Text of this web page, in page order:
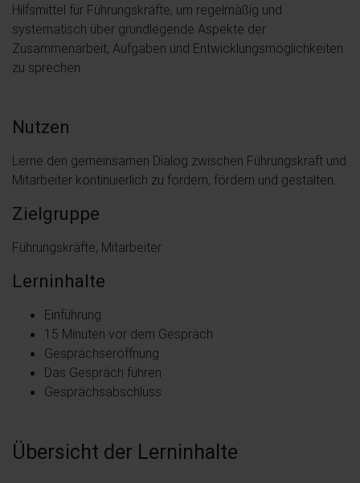
Hilfsmittel für Führungskräfte, um regelmäßig und
systematisch über grundlegende Aspekte der
Zusammenarbeit, Aufgaben und Entwicklungsmöglichkeiten
zu sprechen.
Nutzen
Lerne den gemeinsamen Dialog zwischen Führungskraft und
Mitarbeiter kontinuierlich zu fordern, fördern und gestalten.
Zielgruppe
Führungskräfte, Mitarbeiter
Lerninhalte
Einführung
15 Minuten vor dem Gespräch
Gesprächseröffnung
Das Gespräch führen
Gesprächsabschluss
Übersicht der Lerninhalte